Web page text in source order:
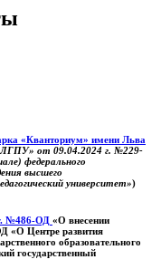
«Кванториум» имени Льва
от 09.04.2024 г. №229-
федерального
высшего
университет»)
№486-ОД «О внесении
«О Центре развития
образовательного
государственный